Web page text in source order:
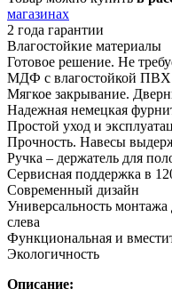
магазинах
2 года гарантии
Влагостойкие материалы
Готовое решение. Не
МДФ с влагостойкой ПВХ
Мягкое закрывание.
Надежная немецкая
Простой уход и
Прочность. Навесы
Ручка – держатель для
Сервисная поддержка в
Современный дизайн
Универсальность
слева
Функциональная и
Экологичность
Описание: